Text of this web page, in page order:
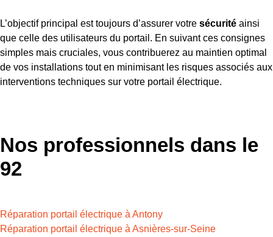
L’objectif principal est toujours d’assurer votre sécurité ainsi
que celle des utilisateurs du portail. En suivant ces consignes
simples mais cruciales, vous contribuerez au maintien optimal
de vos installations tout en minimisant les risques associés aux
interventions techniques sur votre portail électrique.
Nos professionnels dans le
92
Réparation portail électrique à Antony
Réparation portail électrique à Asnières-sur-Seine